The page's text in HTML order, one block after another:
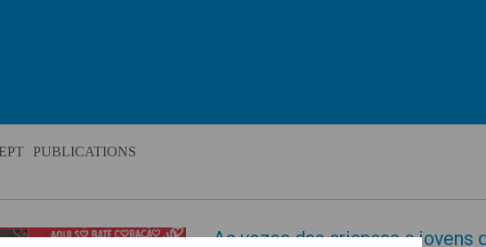
PUBLICATIONS
As vozes das crianças e jovens